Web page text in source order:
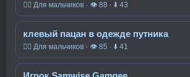
🧍‍♂️ Для мальчиков · 👁 88 · ⬇ 43
клевый пацан в одежде путника
🧍‍♂️ Для мальчиков · 👁 85 · ⬇ 41